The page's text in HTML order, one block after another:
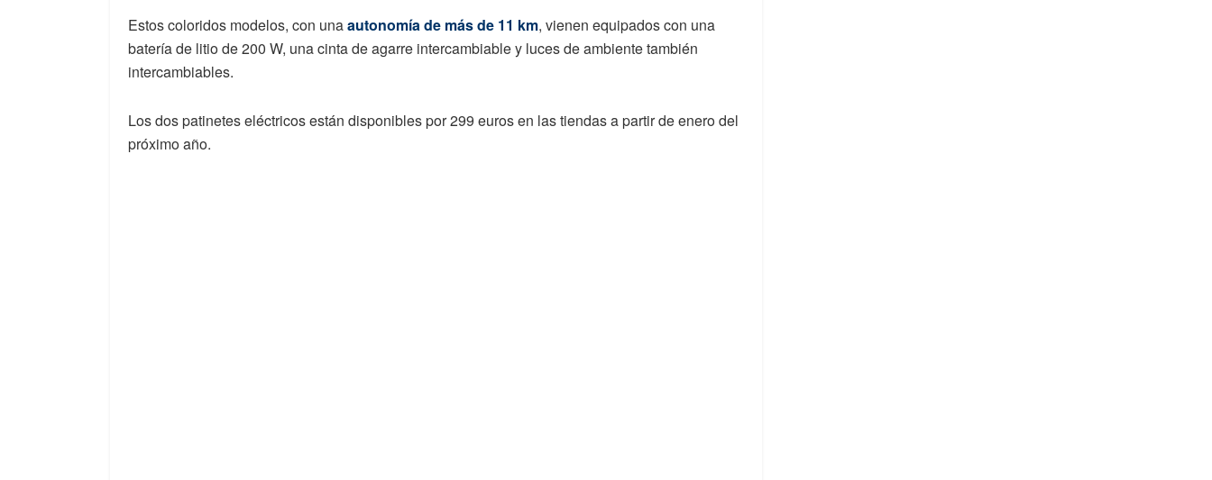
Estos coloridos modelos, con unaautonomía de más de 11 km, vienen equipados con una
batería de litio de 200 W, una cinta de agarre intercambiable y luces de ambiente también
intercambiables.
Los dos patinetes eléctricos están disponibles por 299 euros en las tiendas a partir de enero del
próximo año.